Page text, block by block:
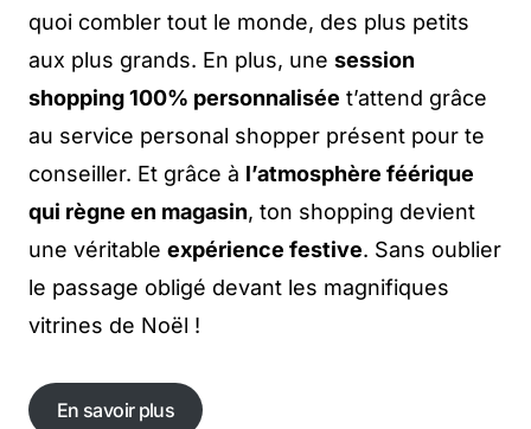
quoi combler tout le monde, des plus petits
aux plus grands. En plus, une session
shopping 100% personnalisée t’attend grâce
au service personal shopper présent pour te
conseiller. Et grâce à l’atmosphère féérique
qui règne en magasin, ton shopping devient
une véritable expérience festive. Sans oublier
le passage obligé devant les magnifiques
vitrines de Noël !
En savoir plus